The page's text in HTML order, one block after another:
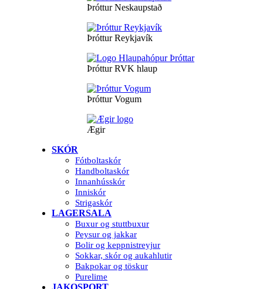
Þróttur Neskaupstað
Þróttur Reykjavík
Þróttur RVK hlaup
Þróttur Vogum
Ægir
SKÓR
Fótboltaskór
Handboltaskór
Innanhússkór
Inniskór
Strigaskór
LAGERSALA
Buxur og stuttbuxur
Peysur og jakkar
Bolir og keppnistreyjur
Sokkar, skór og aukahlutir
Bakpokar og töskur
Purelime
JAKOSPORT